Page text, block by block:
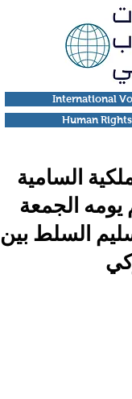
Human
International
السامية
يومه الجمعة
السلط بين
أصل 5 نجوم.